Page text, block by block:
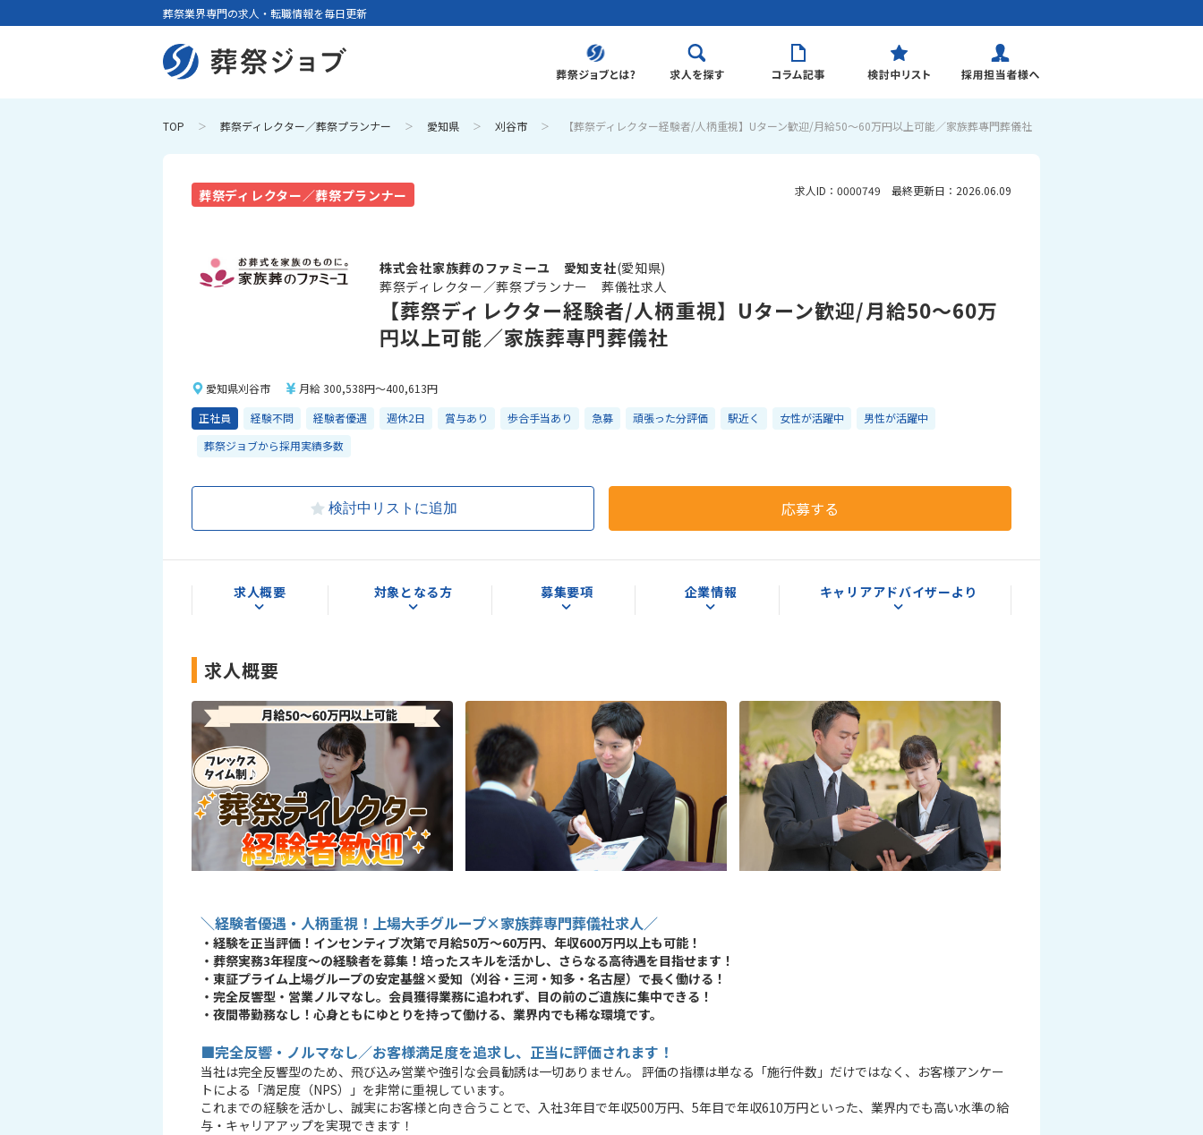
葬祭業界専門の求人・転職情報を毎日更新
TOP 葬祭ディレクター／葬祭プランナー 愛知県 刈谷市 【葬祭ディレクター経験者/人柄重視】Uターン歓迎/月給50～60万円以上可能／家族葬專門葬儀社
葬祭ディレクター／葬祭プランナー 求人ID：0000749 最終更新日：2026.06.09
株式会社家族葬のファミーユ 愛知支社(愛知県)
葬祭ディレクター／葬祭プランナー 葬儀社求人
【葬祭ディレクター経験者/人柄重視】Uターン歓迎/月給50～60万
円以上可能／家族葬專門葬儀社
愛知県刈谷市
月給 300,538円～400,613円
正社員
経験不問 経験者優遇 週休2日 賞与あり 歩合手当あり 急募 頑張った分評価 駅近く 女性が活躍中
男性が活躍中
葬祭ジョブから採用実績多数
検討中リストに追加 応募する
求人概要 対象となる方 募集要項 企業情報 キャリアアドバイザーより
求人概要
＼経験者優遇・人柄重視！上場大手グループ×家族葬専門葬儀社求人／
・経験を正当評価！インセンティブ次第で月給50万〜60万円、年収600万円以上も可能！
・葬祭実務3年程度〜の経験者を募集！培ったスキルを活かし、さらなる高待遇を目指せます！
・東証プライム上場グループの安定基盤×愛知（刈谷・三河・知多・名古屋）で長く働ける！
・完全反響型・営業ノルマなし。会員獲得業務に追われず、目の前のご遺族に集中できる！
・夜間帯勤務なし！心身ともにゆとりを持って働ける、業界内でも稀な環境です。
■完全反響・ノルマなし／お客様満足度を追求し、正当に評価されます！
当社は完全反響型のため、飛び込み営業や強引な会員勧誘は一切ありません。 評価の指標は単なる「施行件数」だけではなく、お客様アンケー
トによる「満足度（NPS）」を非常に重視しています。
これまでの経験を活かし、誠実にお客様と向き合うことで、入社3年目で年収500万円、5年目で年収610万円といった、業界内でも高い水準の給
与・キャリアアップを実現できます！